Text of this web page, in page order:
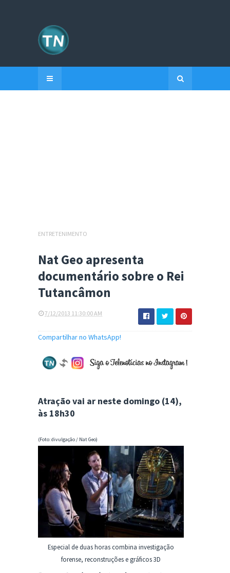
ENTRETENIMENTO
Nat Geo apresenta
documentário sobre o Rei
Tutancâmon
7/12/2013 11:30:00 AM
Compartilhar no WhatsApp!
Atração vai ar neste domingo (14),
às 18h30
(Foto: divulgação / Nat Geo)
Especial de duas horas combina investigação
forense, reconstruções e gráficos 3D